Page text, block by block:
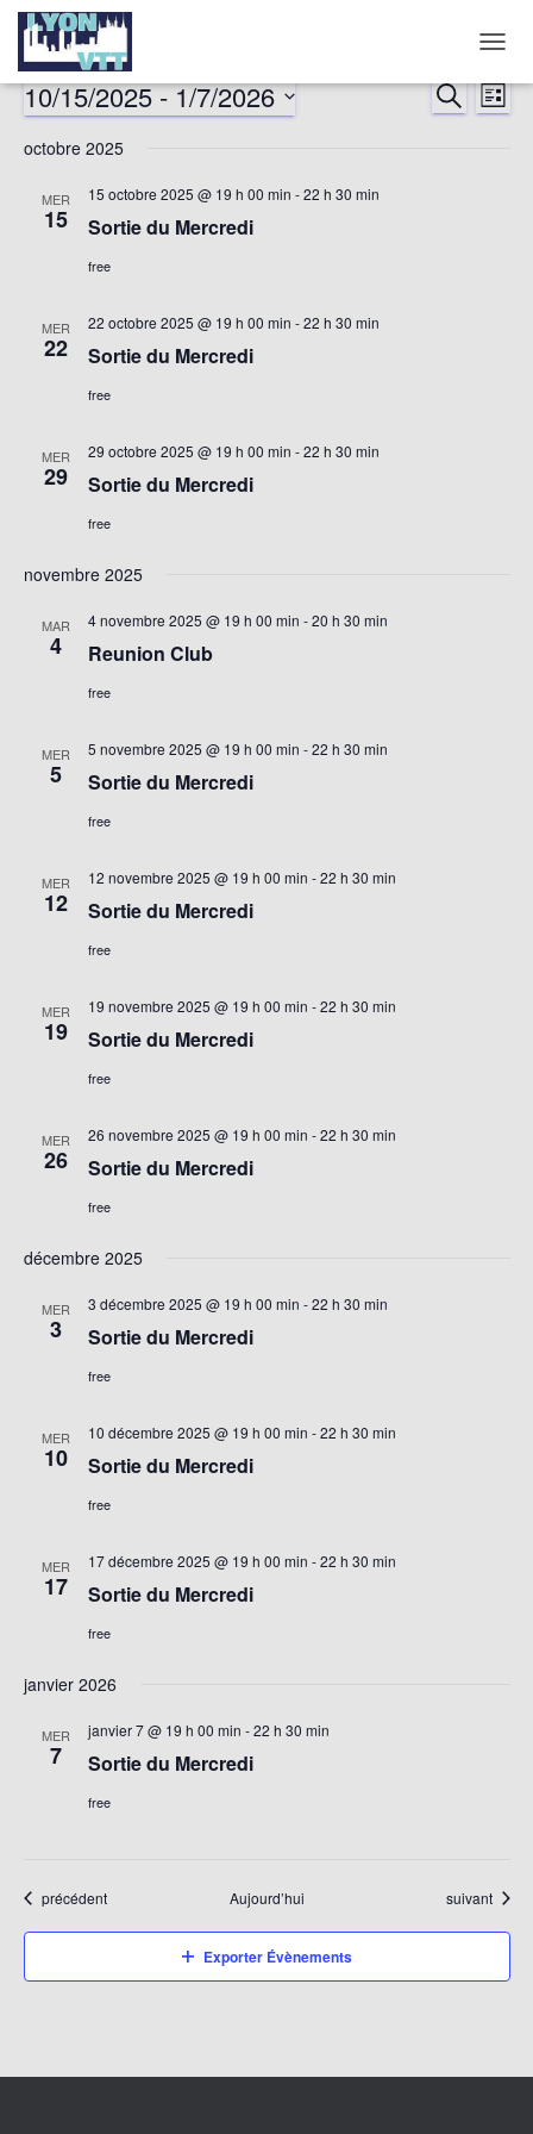
LA
RECHERCHE
LISTE
10/15/2025 - 1/7/2026
une
octobre 2025
MER
15
15 octobre 2025 @ 19 h 00 min -22 h 30 min
Sortie du Mercredi
free
MER
22
22 octobre 2025 @ 19 h 00 min -22 h 30 min
Sortie du Mercredi
free
MER
29
29 octobre 2025 @ 19 h 00 min -22 h 30 min
Sortie du Mercredi
free
novembre 2025
MAR
4
4 novembre 2025 @ 19 h 00 min -20 h 30 min
Reunion Club
free
MER
5
5 novembre 2025 @ 19 h 00 min -22 h 30 min
Sortie du Mercredi
free
MER
12
12 novembre 2025 @ 19 h 00 min -22 h 30 min
Sortie du Mercredi
free
MER
19
19 novembre 2025 @ 19 h 00 min -22 h 30 min
Sortie du Mercredi
free
MER
26
26 novembre 2025 @ 19 h 00 min -22 h 30 min
Sortie du Mercredi
free
décembre 2025
MER
3
3 décembre 2025 @ 19 h 00 min -22 h 30 min
Sortie du Mercredi
free
MER
10
10 décembre 2025 @ 19 h 00 min -22 h 30 min
Sortie du Mercredi
free
MER
17
17 décembre 2025 @ 19 h 00 min -22 h 30 min
Sortie du Mercredi
free
janvier 2026
MER
7
janvier 7 @ 19 h 00 min -22 h 30 min
Sortie du Mercredi
free
Évènements
précédent Aujourd’hui Évènements
suivant
Exporter Évènements